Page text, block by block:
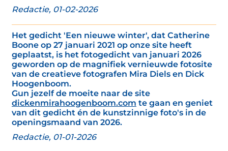
Redactie, 01-02-2026
Het gedicht 'Een nieuwe winter', dat Catherine
Boone op 27 januari 2021 op onze site heeft
geplaatst, is het fotogedicht van januari 2026
geworden op de magnifiek vernieuwde fotosite
van de creatieve fotografen Mira Diels en Dick
Hoogenboom.
Gun jezelf de moeite naar de site
dickenmirahoogenboom.com te gaan en geniet
van dit gedicht én de kunstzinnige foto's in de
openingsmaand van 2026.
Redactie, 01-01-2026